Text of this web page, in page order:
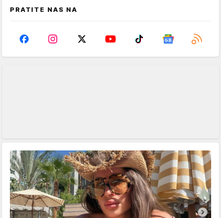
PRATITE NAS NA